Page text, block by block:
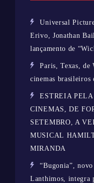
Universal
Erivo, Jonathan
lançamento de
Paris, Texas, de
cinemas brasileiros
ESTREIA
CINEMAS, DE
SETEMBRO, A
MUSICAL
MIRANDA
“Bugonia”,
Lanthimos, integra